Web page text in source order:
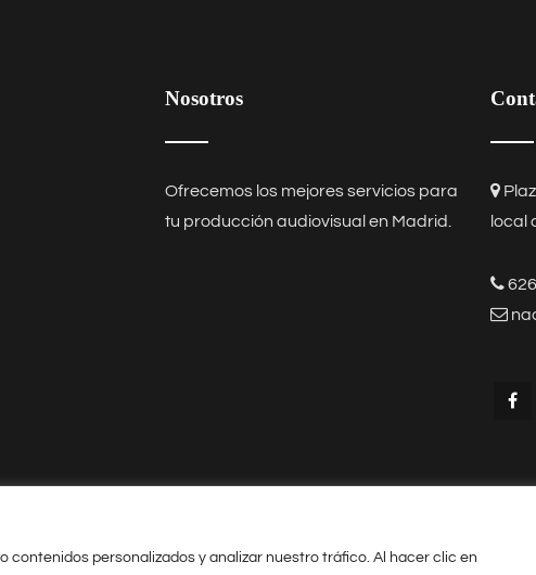
personalizados y analizar nuestro tráfico. Al hacer clic en
Nosotros
Ofrecemos los mejoresservicios para
tu producción audiovisual en Madrid
local